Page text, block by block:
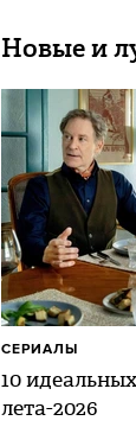
Новые и
10
лета-2026
СЕРИАЛЫ